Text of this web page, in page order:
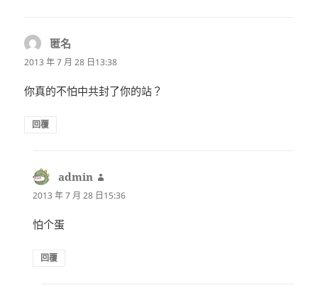
匿名
示:
2013 年 7 月 28 日13:38
你真的不怕中共封了你的站？
回覆
admin
示:
2013 年 7 月 28 日15:36
怕个蛋
回覆